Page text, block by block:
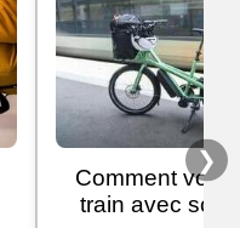
Comment
train avec son
❯